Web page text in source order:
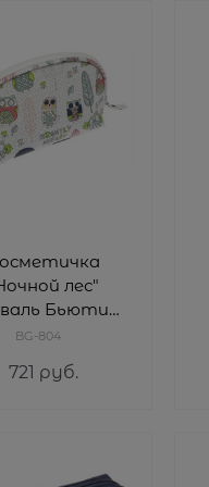
лес"
Бьюти
Beauty) BG-
BG-804
721 руб.